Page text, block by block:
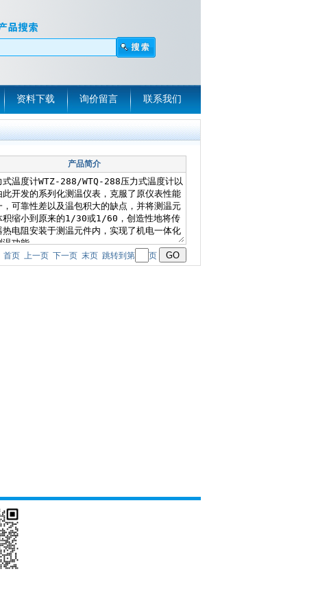
资料下载 询价留言 联系我们
产品简介
首页 上一页 下一页 末页 跳转到第 页